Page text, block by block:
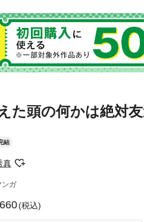
た頭の何かは絶対
結
真
ンガ
660(税込)